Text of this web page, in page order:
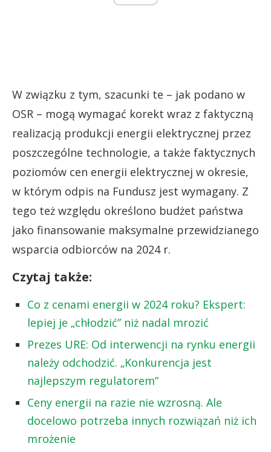
W związku z tym, szacunki te – jak podano w
OSR – mogą wymagać korekt wraz z faktyczną
realizacją produkcji energii elektrycznej przez
poszczególne technologie, a także faktycznych
poziomów cen energii elektrycznej w okresie,
w którym odpis na Fundusz jest wymagany. Z
tego też względu określono budżet państwa
jako finansowanie maksymalne przewidzianego
wsparcia odbiorców na 2024 r.
Czytaj także:
Co z cenami energii w 2024 roku? Ekspert:
lepiej je „chłodzić” niż nadal mrozić
Prezes URE: Od interwencji na rynku energii
należy odchodzić. „Konkurencja jest
najlepszym regulatorem”
Ceny energii na razie nie wzrosną. Ale
docelowo potrzeba innych rozwiązań niż ich
mrożenie